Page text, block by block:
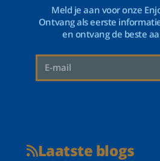
Meld je aan voor onze
Ontvang als eerste
en ontvang de beste
Laatste blogs